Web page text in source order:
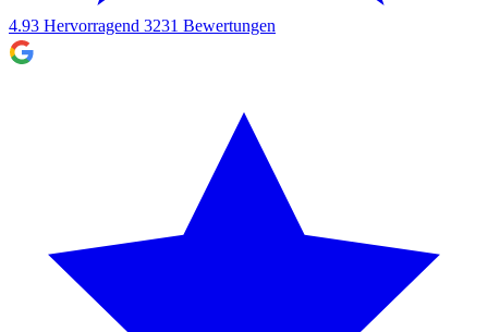
4.93 Hervorragend 3231 Bewertungen